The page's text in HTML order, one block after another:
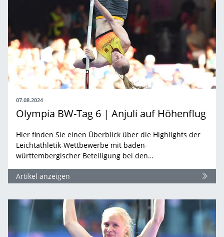
07.08.2024
Olympia BW-Tag 6 | Anjuli auf Höhenflug
Hier finden Sie einen Überblick über die Highlights der
Leichtathletik-Wettbewerbe mit baden-
württembergischer Beteiligung bei den…
Artikel anzeigen